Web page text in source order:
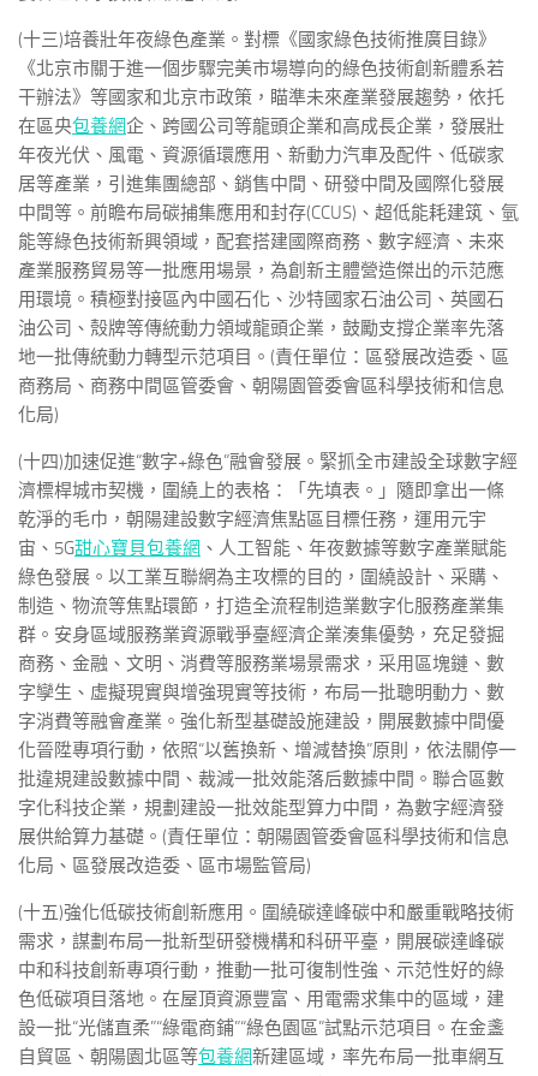
(十三)培養壯年夜綠色產業。對標《國家綠色技術推廣目錄》
《北京市關于進一個步驟完美市場導向的綠色技術創新體系若
干辦法》等國家和北京市政策，瞄準未來產業發展趨勢，依托
在區央包養網企、跨國公司等龍頭企業和高成長企業，發展壯
年夜光伏、風電、資源循環應用、新動力汽車及配件、低碳家
居等產業，引進集團總部、銷售中間、研發中間及國際化發展
中間等。前瞻布局碳捕集應用和封存(CCUS)、超低能耗建筑、氫
能等綠色技術新興領域，配套搭建國際商務、數字經濟、未來
產業服務貿易等一批應用場景，為創新主體營造傑出的示范應
用環境。積極對接區內中國石化、沙特國家石油公司、英國石
油公司、殼牌等傳統動力領域龍頭企業，鼓勵支撐企業率先落
地一批傳統動力轉型示范項目。(責任單位：區發展改造委、區
商務局、商務中間區管委會、朝陽園管委會區科學技術和信息
化局)
(十四)加速促進“數字+綠色”融會發展。緊抓全市建設全球數字經
濟標桿城市契機，圍繞上的表格：「先填表。」隨即拿出一條
乾淨的毛巾，朝陽建設數字經濟焦點區目標任務，運用元宇
宙、5G甜心寶貝包養網 、人工智能、年夜數據等數字產業賦能
綠色發展。以工業互聯網為主攻標的目的，圍繞設計、采購、
制造、物流等焦點環節，打造全流程制造業數字化服務產業集
群。安身區域服務業資源戰爭臺經濟企業湊集優勢，充足發掘
商務、金融、文明、消費等服務業場景需求，采用區塊鏈、數
字孿生、虛擬現實與增強現實等技術，布局一批聰明動力、數
字消費等融會產業。強化新型基礎設施建設，開展數據中間優
化晉陞專項行動，依照“以舊換新、增減替換”原則，依法關停一
批違規建設數據中間、裁減一批效能落后數據中間。聯合區數
字化科技企業，規劃建設一批效能型算力中間，為數字經濟發
展供給算力基礎。(責任單位：朝陽園管委會區科學技術和信息
化局、區發展改造委、區市場監管局)
(十五)強化低碳技術創新應用。圍繞碳達峰碳中和嚴重戰略技術
需求，謀劃布局一批新型研發機構和科研平臺，開展碳達峰碳
中和科技創新專項行動，推動一批可復制性強、示范性好的綠
色低碳項目落地。在屋頂資源豐富、用電需求集中的區域，建
設一批“光儲直柔”“綠電商鋪”“綠色園區”試點示范項目。在金盞
自貿區、朝陽園北區等包養網新建區域，率先布局一批車網互